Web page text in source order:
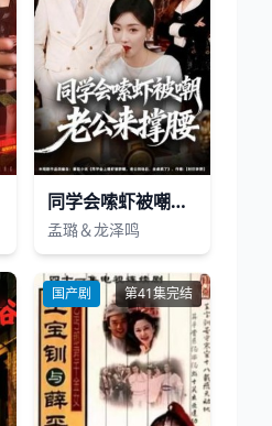
同学会嗦虾被嘲老公来撑腰
孟璐＆龙泽鸣
国产剧 第41集完结